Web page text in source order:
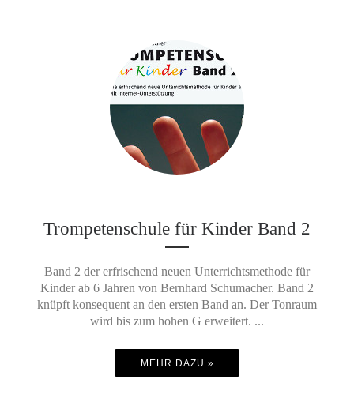
Trompetenschule für Kinder Band 2
Band 2 der erfrischend neuen Unterrichtsmethode für
Kinder ab 6 Jahren von Bernhard Schumacher. Band 2
knüpft konsequent an den ersten Band an. Der Tonraum
wird bis zum hohen G erweitert. ...
MEHR DAZU »